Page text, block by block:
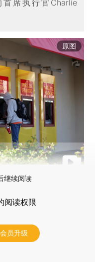
席执行官Charlie
原图
继续阅读
阅读权限
员升级